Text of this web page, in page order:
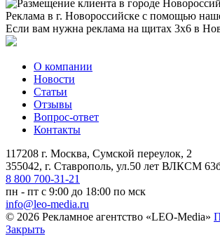
Реклама в г. Новороссийске с помощью
Если вам нужна реклама на щитах 3х6 в
О компании
Новости
Статьи
Отзывы
Вопрос-ответ
Контакты
117208 г. Москва, Сумской переулок, 2
355042, г. Ставрополь, ул.50 лет ВЛКСМ
8 800 700-31-21
пн - пт с 9:00 до 18:00 по мск
info@leo-media.ru
© 2026 Рекламное агентство «LEO-Media»
Закрыть